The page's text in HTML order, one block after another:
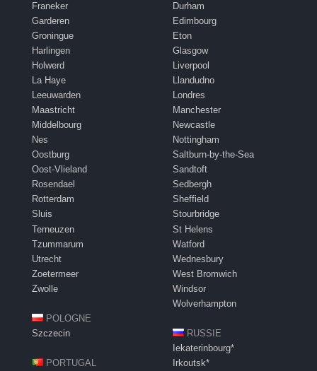
Franeker
Garderen
Groningue
Harlingen
Holwerd
La Haye
Leeuwarden
Maastricht
Middelbourg
Nes
Oostburg
Oost-Vlieland
Rosendael
Rotterdam
Sluis
Terneuzen
Tzummarum
Utrecht
Zoetermeer
Zwolle
POLOGNE
Szczecin
PORTUGAL
Durham
Edimbourg
Eton
Glasgow
Liverpool
Llandudno
Londres
Manchester
Newcastle
Nottingham
Saltburn-by-the-Sea
Sandtoft
Sedbergh
Sheffield
Stourbridge
St Helens
Watford
Wednesbury
West Bromwich
Windsor
Wolverhampton
RUSSIE
Iekaterinbourg*
Irkoutsk*